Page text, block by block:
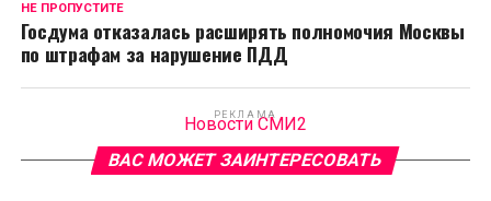
НЕ ПРОПУСТИТЕ
Госдума отказалась расширять полномочия Москвы
по штрафам за нарушение ПДД
РЕКЛАМА
Новости СМИ2
ВАС МОЖЕТ ЗАИНТЕРЕСОВАТЬ